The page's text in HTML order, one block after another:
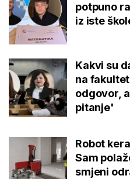
potpuno
iz iste
Kakvi su
na
odgovor,
pitanje'
Robot
Sam
smjeni